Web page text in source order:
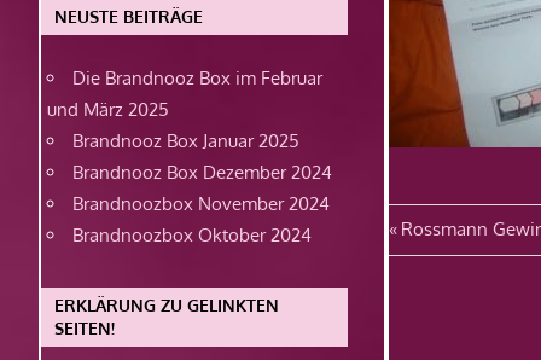
Vorheriger
Beitrag:
Rossmann
NEUSTE BEITRÄGE
Die Brandnooz Box im Februar
und März 2025
Brandnooz Box Januar 2025
Brandnooz Box Dezember 2024
Brandnoozbox November 2024
Brandnoozbox Oktober 2024
ERKLÄRUNG ZU GELINKTEN
SEITEN!